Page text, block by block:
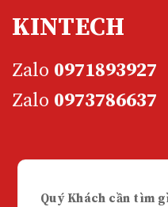
KINTECH
Zalo 0971893927
Zalo 0973786637
Quý Khách cần tìm